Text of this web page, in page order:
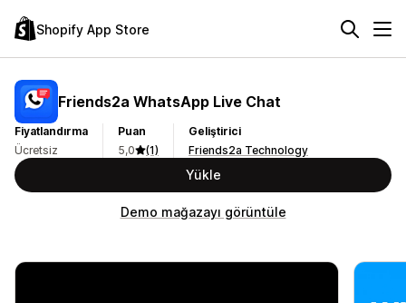
Shopify App Store
Friends2a WhatsApp Live Chat
Fiyatlandırma
Ücretsiz
Puan
5,0
(1)
Geliştirici
Friends2a Technology
Yükle
Demo mağazayı görüntüle